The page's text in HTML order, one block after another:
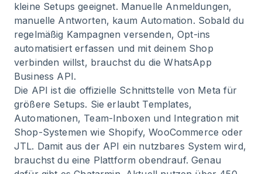
kleine Setups geeignet. Manuelle Anmeldungen,
manuelle Antworten, kaum Automation. Sobald du
regelmäßig Kampagnen versenden, Opt-ins
automatisiert erfassen und mit deinem Shop
verbinden willst, brauchst du die WhatsApp
Business API.
Die API ist die offizielle Schnittstelle von Meta für
größere Setups. Sie erlaubt Templates,
Automationen, Team-Inboxen und Integration mit
Shop-Systemen wie Shopify, WooCommerce oder
JTL. Damit aus der API ein nutzbares System wird,
brauchst du eine Plattform obendrauf. Genau